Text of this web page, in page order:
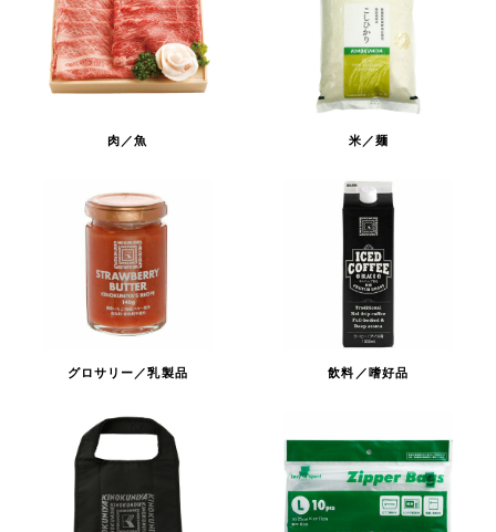
肉／魚 米／麺
グロサリー／乳製品 飲料／嗜好品